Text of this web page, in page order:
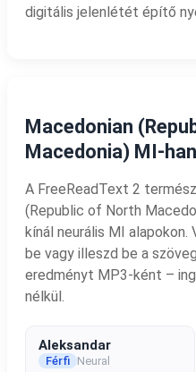
digitális jelenlétét építő
Macedonian
Macedonia) MI-
A FreeReadText 2
(Republic of North
kínál neurális MI alapokon.
be vagy illeszd be a
eredményt MP3-ként –
nélkül.
Aleksandar
Férfi Neural